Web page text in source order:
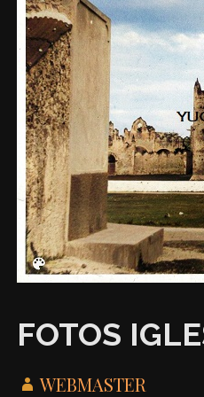
FOTOS
WEBMASTER